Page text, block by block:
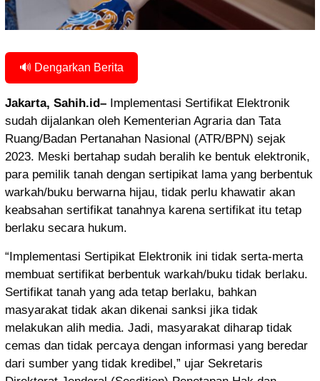
🔊 Dengarkan Berita
Jakarta, Sahih.id– Implementasi Sertifikat Elektronik
sudah dijalankan oleh Kementerian Agraria dan Tata
Ruang/Badan Pertanahan Nasional (ATR/BPN) sejak
2023. Meski bertahap sudah beralih ke bentuk elektronik,
para pemilik tanah dengan sertipikat lama yang berbentuk
warkah/buku berwarna hijau, tidak perlu khawatir akan
keabsahan sertifikat tanahnya karena sertifikat itu tetap
berlaku secara hukum.
“Implementasi Sertipikat Elektronik ini tidak serta-merta
membuat sertifikat berbentuk warkah/buku tidak berlaku.
Sertifikat tanah yang ada tetap berlaku, bahkan
masyarakat tidak akan dikenai sanksi jika tidak
melakukan alih media. Jadi, masyarakat diharap tidak
cemas dan tidak percaya dengan informasi yang beredar
dari sumber yang tidak kredibel,” ujar Sekretaris